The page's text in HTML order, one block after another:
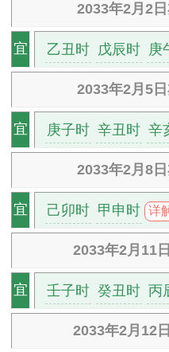
2033年2月2
宜 乙丑时 戊辰时 庚
2033年2月5
宜 庚子时 辛丑时 辛
2033年2月8
宜 己卯时 甲申时 详
2033年2月11
宜 壬子时 癸丑时 丙
2033年2月12